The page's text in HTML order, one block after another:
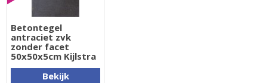
Betontegel
antraciet zvk
zonder facet
50x50x5cm Kijlstra
Bekijk